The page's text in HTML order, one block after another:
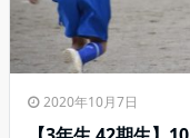
2020年10月7日